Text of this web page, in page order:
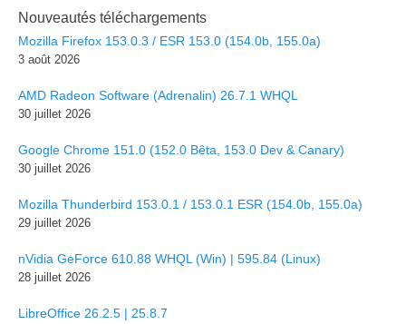
Nouveautés téléchargements
Mozilla Firefox 153.0.3 / ESR 153.0 (154.0b, 155.0a)
3 août 2026
AMD Radeon Software (Adrenalin) 26.7.1 WHQL
30 juillet 2026
Google Chrome 151.0 (152.0 Bêta, 153.0 Dev & Canary)
30 juillet 2026
Mozilla Thunderbird 153.0.1 / 153.0.1 ESR (154.0b, 155.0a)
29 juillet 2026
nVidia GeForce 610.88 WHQL (Win) | 595.84 (Linux)
28 juillet 2026
LibreOffice 26.2.5 | 25.8.7